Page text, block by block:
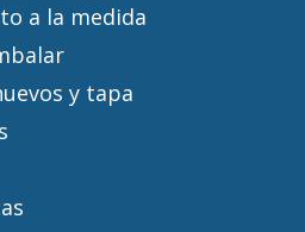
a la medida
y tapa